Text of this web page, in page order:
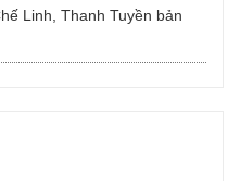
Linh, Thanh Tuyền bản